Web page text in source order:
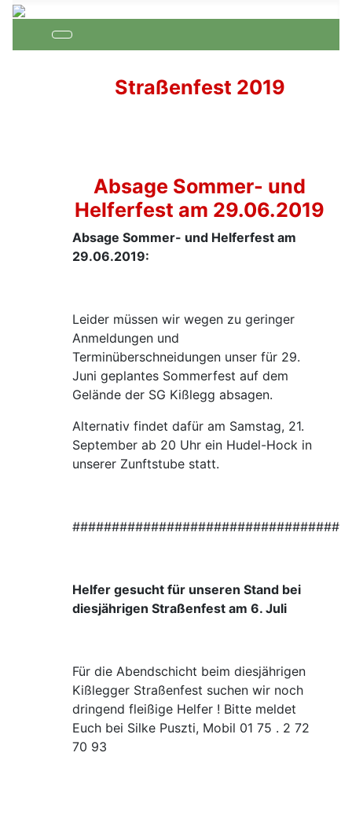
Straßenfest 2019
Absage Sommer- und
Helferfest am 29.06.2019
Absage Sommer- und Helferfest am
29.06.2019:
Leider müssen wir wegen zu geringer
Anmeldungen und
Terminüberschneidungen unser für 29.
Juni geplantes Sommerfest auf dem
Gelände der SG Kißlegg absagen.
Alternativ findet dafür am Samstag, 21.
September ab 20 Uhr ein Hudel-Hock in
unserer Zunftstube statt.
Helfer gesucht für unseren Stand bei
diesjährigen Straßenfest am 6. Juli
Für die Abendschicht beim diesjährigen
Kißlegger Straßenfest suchen wir noch
dringend fleißige Helfer ! Bitte meldet
Euch bei Silke Puszti, Mobil 01 75 . 2 72
70 93